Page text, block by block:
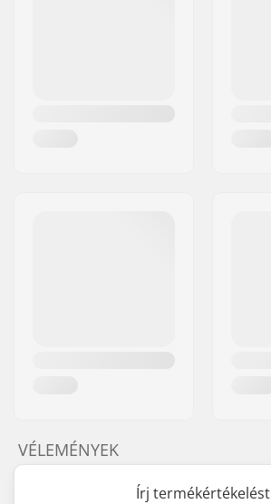
VÉLEMÉNYEK
Írj termékértékelést